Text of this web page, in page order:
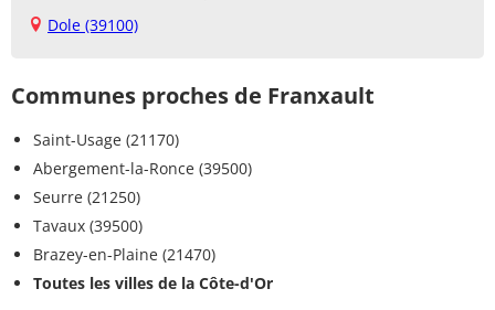
Dole (39100)
Communes proches de Franxault
Saint-Usage (21170)
Abergement-la-Ronce (39500)
Seurre (21250)
Tavaux (39500)
Brazey-en-Plaine (21470)
Toutes les villes de la Côte-d'Or